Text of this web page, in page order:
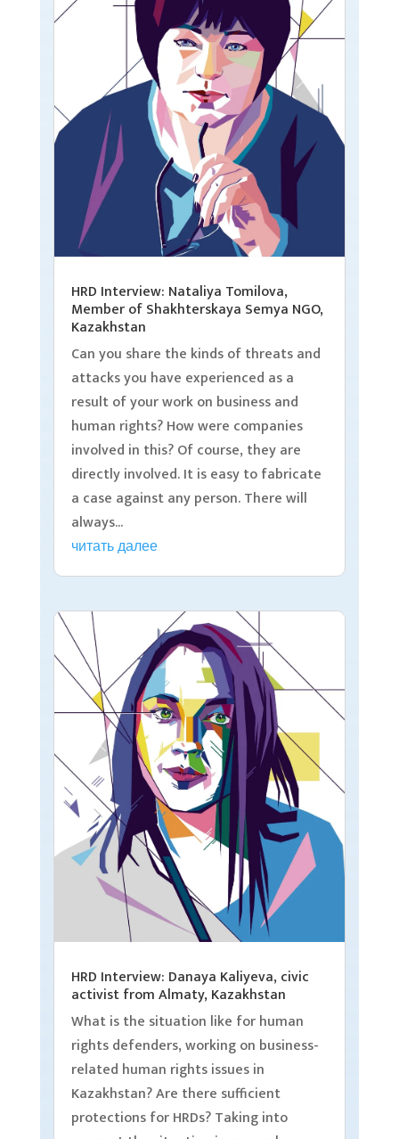
HRD Interview: Nataliya Tomilova,
Member of Shakhterskaya Semya NGO,
Kazakhstan
Can you share the kinds of threats and
attacks you have experienced as a
result of your work on business and
human rights? How were companies
involved in this? Of course, they are
directly involved. It is easy to fabricate
a case against any person. There will
always...
читать далее
HRD Interview: Danaya Kaliyeva, civic
activist from Almaty, Kazakhstan
What is the situation like for human
rights defenders, working on business-
related human rights issues in
Kazakhstan? Are there sufficient
protections for HRDs? Taking into